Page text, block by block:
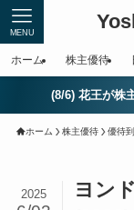
MENU
ホーム 株主優待
(8/6) 花王が株
ホーム 株主優待 優待
ヨン
2025